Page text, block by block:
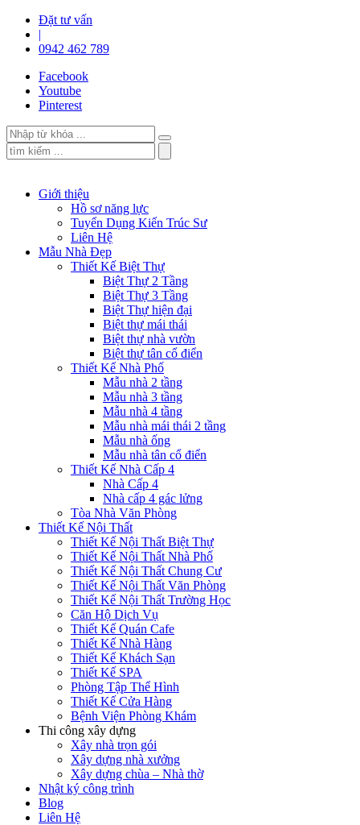
Đặt tư vấn
|
0942 462 789
Facebook
Youtube
Pinterest
Giới thiệu
Hồ sơ năng lực
Tuyển Dụng Kiến Trúc Sư
Liên Hệ
Mẫu Nhà Đẹp
Thiết Kế Biệt Thự
Biệt Thự 2 Tầng
Biệt Thự 3 Tầng
Biệt Thự hiện đại
Biệt thự mái thái
Biệt thự nhà vườn
Biệt thự tân cổ điển
Thiết Kế Nhà Phố
Mẫu nhà 2 tầng
Mẫu nhà 3 tầng
Mẫu nhà 4 tầng
Mẫu nhà mái thái 2 tầng
Mẫu nhà ống
Mẫu nhà tân cổ điển
Thiết Kế Nhà Cấp 4
Nhà Cấp 4
Nhà cấp 4 gác lửng
Tòa Nhà Văn Phòng
Thiết Kế Nội Thất
Thiết Kế Nội Thất Biệt Thự
Thiết Kế Nội Thất Nhà Phố
Thiết Kế Nội Thất Chung Cư
Thiết Kế Nội Thất Văn Phòng
Thiết Kế Nội Thất Trường Học
Căn Hộ Dịch Vụ
Thiết Kế Quán Cafe
Thiết Kế Nhà Hàng
Thiết Kế Khách Sạn
Thiết Kế SPA
Phòng Tập Thể Hình
Thiết Kế Cửa Hàng
Bệnh Viện Phòng Khám
Thi công xây dựng
Xây nhà trọn gói
Xây dựng nhà xưởng
Xây dựng chùa – Nhà thờ
Nhật ký công trình
Blog
Liên Hệ